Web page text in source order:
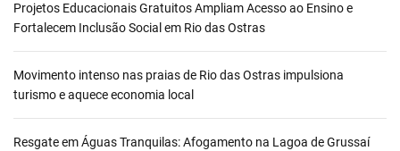
Projetos Educacionais Gratuitos Ampliam Acesso ao Ensino e
Fortalecem Inclusão Social em Rio das Ostras
Movimento intenso nas praias de Rio das Ostras impulsiona
turismo e aquece economia local
Resgate em Águas Tranquilas: Afogamento na Lagoa de Grussaí